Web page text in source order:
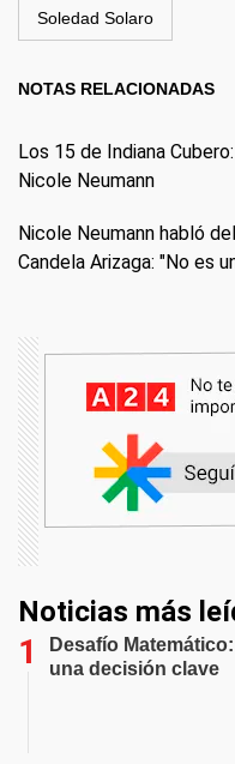
Soledad Solaro
NOTAS RELACIONADAS
Los 15 de Indiana
Nicole Neumann
Nicole Neumann habló
Candela Arizaga: "No es
Noticias más
Desafío
una decisión clave